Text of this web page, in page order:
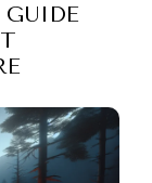
GUIDE